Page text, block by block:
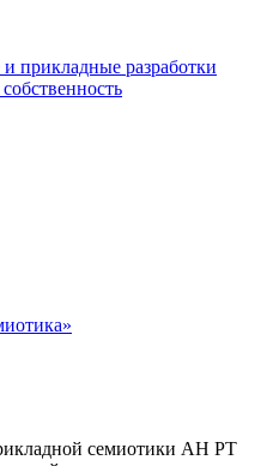
прикладные разработки